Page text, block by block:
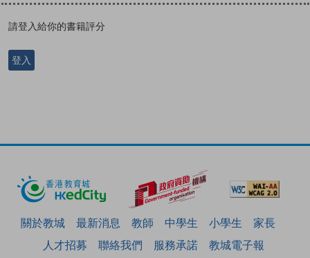
請登入給你的書籍評分
登入
關於教城 最新消息 教師 中學生 小學生
家長
人才招募
聯絡我們 服務承諾 教城電子報